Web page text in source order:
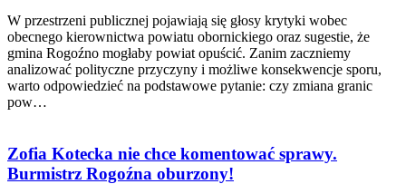
W przestrzeni publicznej pojawiają się głosy krytyki wobec
obecnego kierownictwa powiatu obornickiego oraz sugestie, że
gmina Rogoźno mogłaby powiat opuścić. Zanim zaczniemy
analizować polityczne przyczyny i możliwe konsekwencje sporu,
warto odpowiedzieć na podstawowe pytanie: czy zmiana granic
pow…
Zofia Kotecka nie chce komentować sprawy.
Burmistrz Rogoźna oburzony!